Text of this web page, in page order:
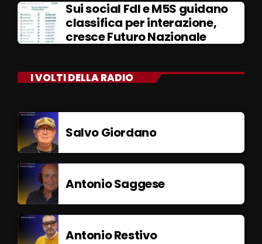
Sui social FdI e M5S guidano
classifica per interazione,
cresce Futuro Nazionale
I VOLTI DELLA RADIO
Salvo Giordano
Antonio Saggese
Antonio Restivo